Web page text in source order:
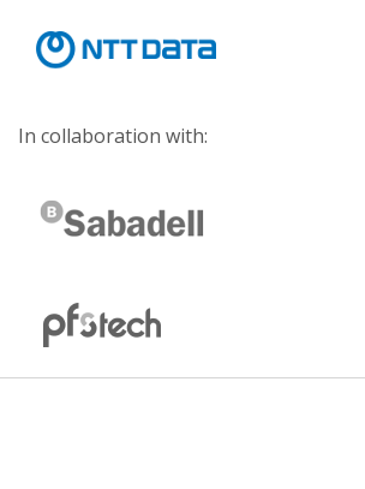
In collaboration with: